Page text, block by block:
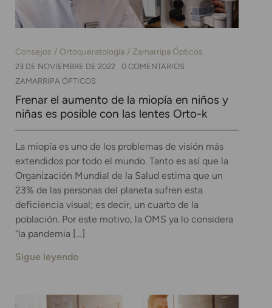
Consejos Ortoqueratología Zamarripa Ópticos
23 DE NOVIEMBRE DE 2022
0 COMENTARIOS
ZAMARRIPA ÓPTICOS
Frenar el aumento de la miopía en niños y
niñas es posible con las lentes Orto-k
La miopía es uno de los problemas de visión más
extendidos por todo el mundo. Tanto es así que la
Organización Mundial de la Salud estima que un
23% de las personas del planeta sufren esta
deficiencia visual; es decir, un cuarto de la
población. Por este motivo, la OMS ya lo considera
“la pandemia […]
Sigue leyendo